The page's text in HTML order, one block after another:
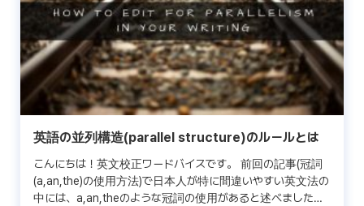
英語の並列構造(parallel structure)のルールとは
こんにちは！英文校正ワードバイスです。 前回の記事(冠詞
(a,an,the)の使用方法)で日本人が特に間違いやすい英文法の
中には、a,an,theのような冠詞の使用があると述べました